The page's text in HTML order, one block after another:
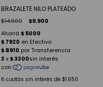
BRAZALETE NILO PLATEADO
$14.900 $9.900
6 cuotas sin interés de $1.650